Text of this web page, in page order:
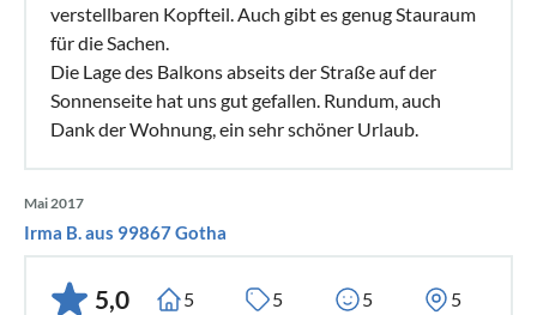
verstellbaren Kopfteil. Auch gibt es genug Stauraum
für die Sachen.
Die Lage des Balkons abseits der Straße auf der
Sonnenseite hat uns gut gefallen. Rundum, auch
Dank der Wohnung, ein sehr schöner Urlaub.
Mai 2017
Irma B. aus 99867 Gotha
5,0 5 5 5 5